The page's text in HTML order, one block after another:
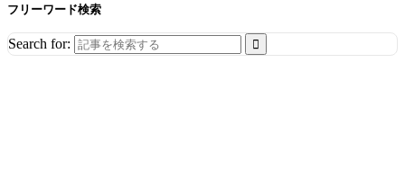
フリーワード検索
Search for: